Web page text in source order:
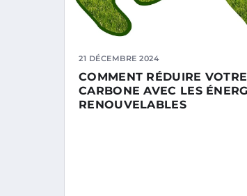
21 DÉCEMBRE 2024
COMMENT RÉDUIRE
CARBONE AVEC LES
RENOUVELABLES